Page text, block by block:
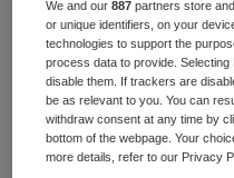
Bekijk vacature
We and our887 partners store
or unique identifiers, on your
technologies to support the
process data to provide.
disable them. If trackers are
be as relevant to you. You can
withdraw consent at any time by
bottom of the webpage. Your
more details, refer to our Privacy